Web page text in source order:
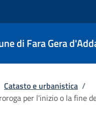
di Fara Gera
Catasto e urbanistica /
per l'inizio o la fine